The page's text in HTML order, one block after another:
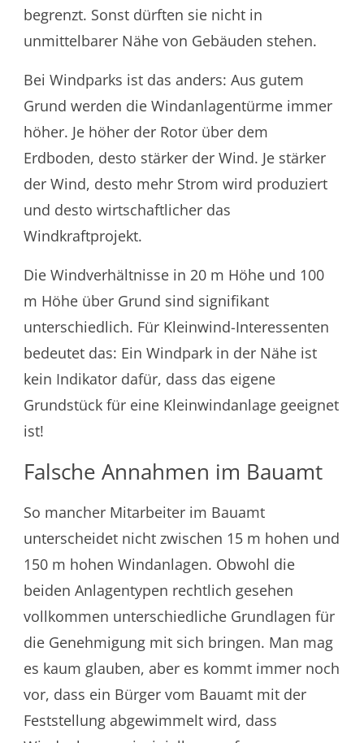
begrenzt. Sonst dürften sie nicht in
unmittelbarer Nähe von Gebäuden stehen.
Bei Windparks ist das anders: Aus gutem
Grund werden die Windanlagentürme immer
höher. Je höher der Rotor über dem
Erdboden, desto stärker der Wind. Je stärker
der Wind, desto mehr Strom wird produziert
und desto wirtschaftlicher das
Windkraftprojekt.
Die Windverhältnisse in 20 m Höhe und 100
m Höhe über Grund sind signifikant
unterschiedlich. Für Kleinwind-Interessenten
bedeutet das: Ein Windpark in der Nähe ist
kein Indikator dafür, dass das eigene
Grundstück für eine Kleinwindanlage geeignet
ist!
Falsche Annahmen im Bauamt
So mancher Mitarbeiter im Bauamt
unterscheidet nicht zwischen 15 m hohen und
150 m hohen Windanlagen. Obwohl die
beiden Anlagentypen rechtlich gesehen
vollkommen unterschiedliche Grundlagen für
die Genehmigung mit sich bringen. Man mag
es kaum glauben, aber es kommt immer noch
vor, dass ein Bürger vom Bauamt mit der
Feststellung abgewimmelt wird, dass